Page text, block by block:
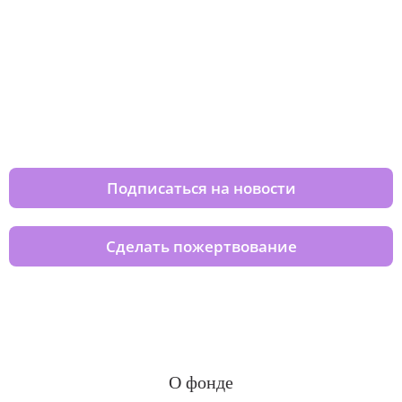
Подписаться на новости
Сделать пожертвование
О фонде